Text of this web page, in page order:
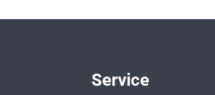
Service